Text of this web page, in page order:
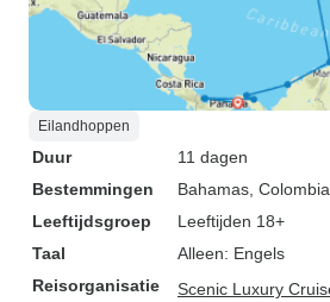
Eilandhoppen
Duur
11 dagen
Bestemmingen
Bahamas , Colombia
Leeftijdsgroep
Leeftijden 18+
Taal
Alleen: Engels
Reisorganisatie
Scenic Luxury